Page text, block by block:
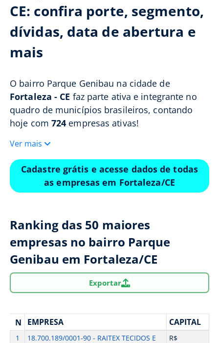
CE: confira porte, segmento,
dívidas, data de abertura e
mais
O bairro Parque Genibau na cidade de
Fortaleza - CE faz parte ativa e integrante no
quadro de municípios brasileiros, contando
hoje com 724 empresas ativas!
Ver mais
Cadastre grátis e acesse dados de todas
as empresas em Fortaleza/CE
Ranking das 50 maiores
empresas no bairro Parque
Genibau em Fortaleza/CE
Exportar
N EMPRESA CAPITAL
1
18.700.189/0001-90 - RAITEX TECIDOS E
R$